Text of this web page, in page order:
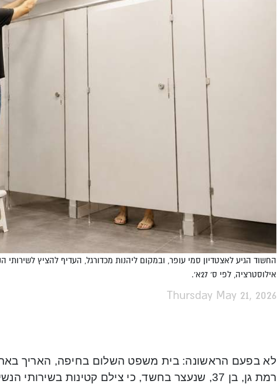
החשוד הגיע לאצטדיון סמי עופר, ובמקום ליהנות מכדורגל, העדיף להציץ
אילוסטרציה, לפי ס' 27א'.
Thursday May 21, 2026
לא בפעם הראשונה: בית משפט השלום בחיפה, האריך
רמת גן, בן 37, שנעצר בחשד, כי צילם קטינות